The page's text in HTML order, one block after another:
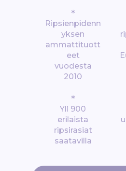
*
Ripsienpidenn
yksen
ammattituott
eet
vuodesta
2010
*
Yli 900
erilaista
ripsirasiat
saatavilla